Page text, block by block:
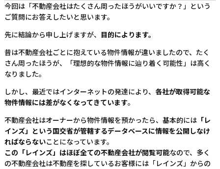
今回は「不動産会社はたくさん周ったほうがいいですか？」という
ご質問にお答えしたいと思います。
先に結論から申し上げますが、 目的によります。
昔は不動産会社ごとに抱えている物件情報が違いましたので、たく
さん周ったほうが、「理想的な物件情報に辿り着く可能性」は高く
なりました。
しかし、最近ではインターネットの発達により、 各社が取得可能な
物件情報には差がなくなってきています。
不動産会社はオーナーから物件情報を預かったら、基本的には「レ
インズ」という国交省が管轄するデータベースに情報を公開しなけ
ればならないことになっています。
この「レインズ」はほぼ全ての不動産会社が閲覧可能なので、多く
の不動産会社は不動産を探しているお客様には「レインズ」からの